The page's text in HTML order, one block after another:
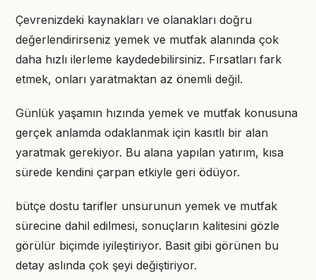
Çevrenizdeki kaynakları ve olanakları doğru
değerlendirirseniz yemek ve mutfak alanında çok
daha hızlı ilerleme kaydedebilirsiniz. Fırsatları fark
etmek, onları yaratmaktan az önemli değil.
Günlük yaşamın hızında yemek ve mutfak konusuna
gerçek anlamda odaklanmak için kasıtlı bir alan
yaratmak gerekiyor. Bu alana yapılan yatırım, kısa
sürede kendini çarpan etkiyle geri ödüyor.
bütçe dostu tarifler unsurunun yemek ve mutfak
sürecine dahil edilmesi, sonuçların kalitesini gözle
görülür biçimde iyileştiriyor. Basit gibi görünen bu
detay aslında çok şeyi değiştiriyor.